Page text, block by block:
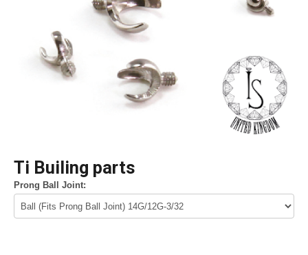
Ti Builing parts
Prong Ball Joint: